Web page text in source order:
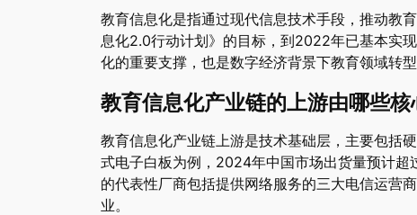
教育信息化是指通过现代信息技术手段，推动教
息化2.0行动计划》的目标，到2022年已基本实
化的重要支撑，也是数字经济背景下教育领域转型
教育信息化产业链的上游由哪些核
教育信息化产业链上游是技术基础层，主要包括
式电子白板为例，2024年中国市场出货量预计超
的代表性厂商包括提供网络服务的三大电信运营
业。